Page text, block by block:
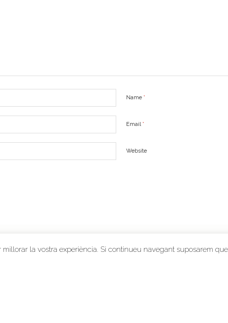
Name *
Email*
Website
la vostra experiència. Si continueu navegant suposarem que